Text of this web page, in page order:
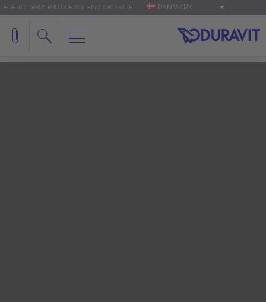
FOR THE 'PRO': PRO.DURAVIT FIND A RETAILER DANMARK